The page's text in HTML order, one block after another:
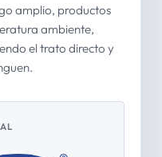
amplio, productos
ambiente,
el trato directo y